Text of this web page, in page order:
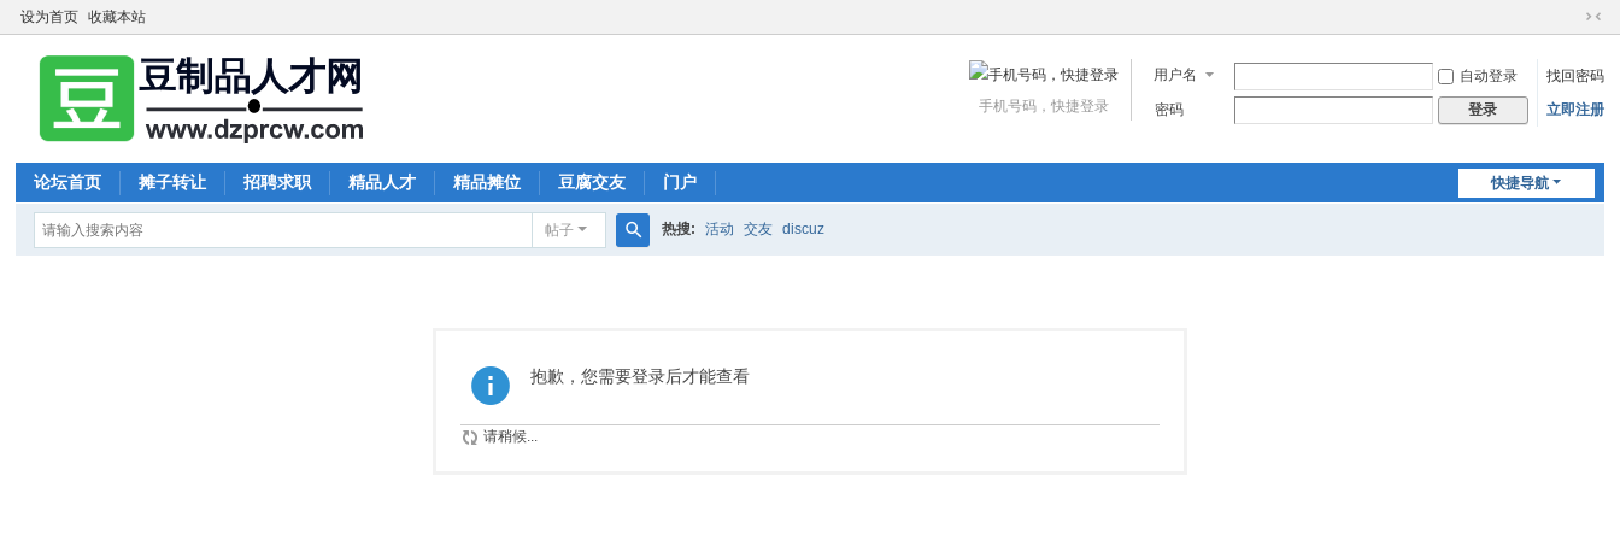
设为首页 收藏本站
切
到
窄
用户名 自动登录
找回密码
密码
登录 立即注册
手机号码，快捷登录
快捷导航
论坛首页 摊子转让 招聘求职 精品人才 精品摊位 豆腐交友 门户
帖子 热搜: 活动 交友 discuz
抱歉，您需要登录后才能查看
请稍候...